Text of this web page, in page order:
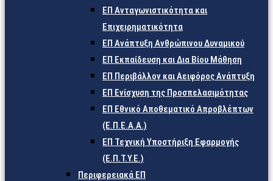
ΕΠ Ανταγωνιστικότητα και
Επιχειρηματικότητα
ΕΠ Ανάπτυξη Ανθρώπινου Δυναμικού
ΕΠ Εκπαίδευση και Δια Βίου Μάθηση
ΕΠ Περιβάλλον και Αειφόρος Ανάπτυξη
ΕΠ Ενίσχυση της Προσπελασιμότητας
ΕΠ Εθνικό Αποθεματικό Απροβλέπτων
(Ε.Π.Ε.Α.Α.)
ΕΠ Τεχνική Υποστήριξη Εφαρμογής
(Ε.Π.Τ.Υ.Ε.)
Περιφερειακά ΕΠ